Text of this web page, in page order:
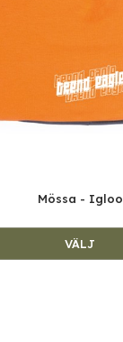
Mössa - Igloo
VÄLJ